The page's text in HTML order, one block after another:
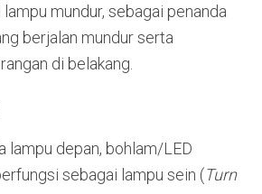
mundur, sebagai penanda
berjalan mundur serta
di belakang.
lampu depan, bohlam/LED
sebagai lampu sein (Turn